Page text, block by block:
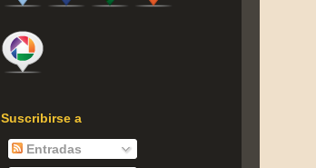
Suscribirse a
Entradas